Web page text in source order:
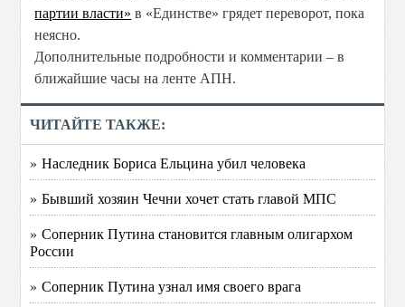
партии власти» в «Единстве» грядет переворот, пока
неясно.
Дополнительные подробности и комментарии – в
ближайшие часы на ленте АПН.
ЧИТАЙТЕ ТАКЖЕ:
» Наследник Бориса Ельцина убил человека
» Бывший хозяин Чечни хочет стать главой МПС
» Соперник Путина становится главным олигархом
России
» Соперник Путина узнал имя своего врага